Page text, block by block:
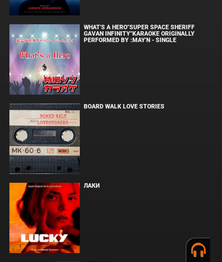
WHAT'S A HERO"SUPER SPACE SHERIFF
GAVAN INFINITY"KARAOKE ORIGINALLY
PERFORMED BY :MAY'N - SINGLE
BOARD WALK LOVE STORIES
ЛАКИ